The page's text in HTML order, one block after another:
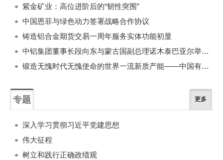
紫金矿业：高位进阶后的“韧性突围”
中国恩菲与绿色动力签署战略合作协议
铸造铝合金期货交易一周年服务实体功能初显
中铝集团董事长段向东与蒙古国副总理诺木泰巴亚尔举行会谈
锻造无愧时代无愧使命的世界一流新质产能——中国有色金属工业的战略应对与破局之道（二）
专题 更多
深入学习贯彻习近平党建思想
伟大征程
树立和践行正确政绩观